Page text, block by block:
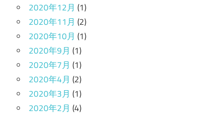
2020年12月 (1)
2020年11月 (2)
2020年10月 (1)
2020年9月 (1)
2020年7月 (1)
2020年4月 (2)
2020年3月 (1)
2020年2月 (4)